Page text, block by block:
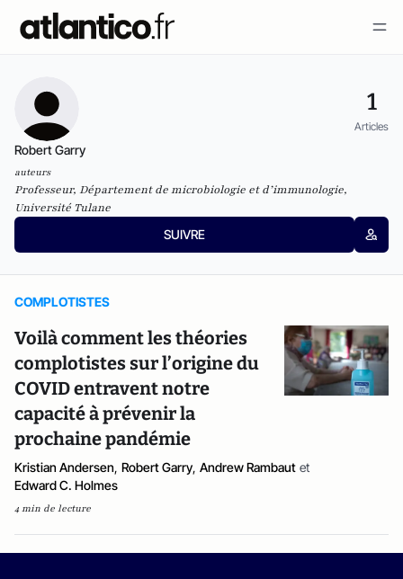
1
Articles
Robert Garry
auteurs
Professeur, Département de microbiologie et d’immunologie,
Université Tulane
SUIVRE
COMPLOTISTES
Voilà comment les théories
complotistes sur l’origine du
COVID entravent notre
capacité à prévenir la
prochaine pandémie
Kristian Andersen, Robert Garry, Andrew Rambaut et
Edward C. Holmes
4 min de lecture